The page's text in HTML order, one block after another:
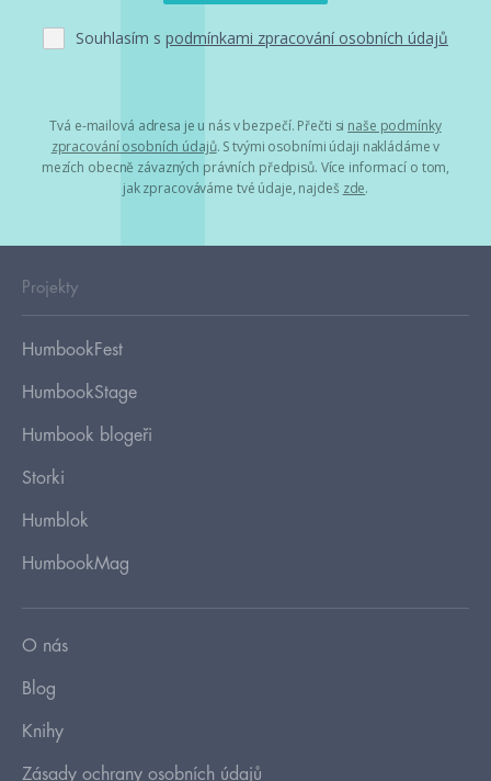
Souhlasím s podmínkami zpracování osobních údajů
Tvá e-mailová adresa je u nás v bezpečí. Přečti si naše podmínky
zpracování osobních údajů. S tvými osobními údaji nakládáme v
mezích obecně závazných právních předpisů. Více informací o tom,
jak zpracováváme tvé údaje, najdeš zde.
Projekty
HumbookFest
HumbookStage
Humbook blogeři
Storki
Humblok
HumbookMag
O nás
Blog
Knihy
Zásady ochrany osobních údajů